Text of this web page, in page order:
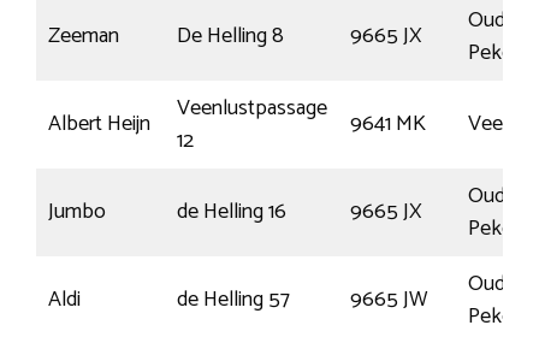
Zeeman
De Helling 8 9665 JX
Oude
Pekela
Albert Heijn
Veenlustpassage
12
9641 MK
Jumbo de Helling 16 9665 JX
Oude
Pekela
Aldi
de Helling 57 9665 JW
Oude
Pekela